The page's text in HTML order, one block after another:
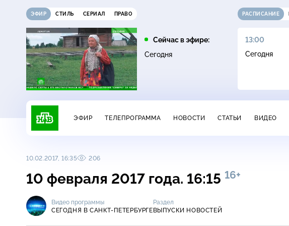
ЭФИР СТИЛЬ СЕРИАЛ ПРАВО
Сейчас в эфире:
Сегодня
РАСПИСАНИЕ
11:00
ДНК16+
12:00
Жди меня
13:00
Сегодня
ЭФИР ТЕЛЕПРОГРАММА НОВОСТИ СТАТЬИ ВИДЕО
10.02.2017, 16:35 206
10 февраля 2017 года. 16:15 16+
Видео программы
СЕГОДНЯ В САНКТ-ПЕТЕРБУРГЕ
Раздел
ВЫПУСКИ НОВОСТЕЙ